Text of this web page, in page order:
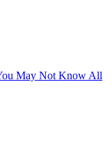
May Not Know All